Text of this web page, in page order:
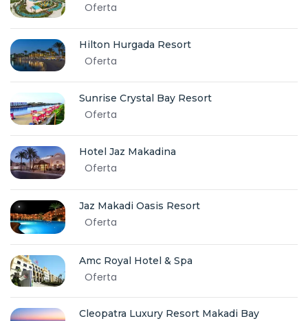
Oferta
Hilton Hurgada Resort
Oferta
Sunrise Crystal Bay Resort
Oferta
Hotel Jaz Makadina
Oferta
Jaz Makadi Oasis Resort
Oferta
Amc Royal Hotel & Spa
Oferta
Cleopatra Luxury Resort Makadi Bay